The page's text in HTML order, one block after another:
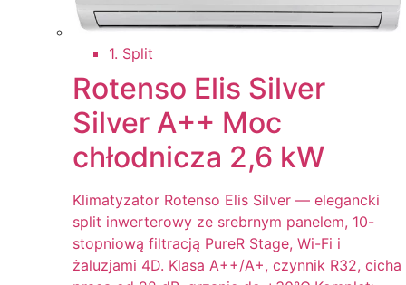
1. Split
Rotenso Elis Silver
Silver A++ Moc
chłodnicza 2,6 kW
Klimatyzator Rotenso Elis Silver — elegancki
split inwerterowy ze srebrnym panelem, 10-
stopniową filtracją PureR Stage, Wi-Fi i
żaluzjami 4D. Klasa A++/A+, czynnik R32, cicha